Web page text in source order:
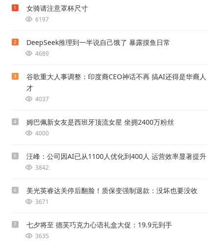
1 女骑请注意罩杯尺寸
6197
2 DeepSeek推理到一半说自己饿了 暴露摸鱼日常
4689
3
谷歌重大人事调整：印度裔CEO神话不再 搞AI还得是华裔人
才
4037
4 姆巴佩新女友是西班牙顶流女星 坐拥2400万粉丝
4000
5 汪峰：公司因AI已从1100人优化到400人 运营效率显著提升
3842
6 美光英睿达关停后翻脸！质保变强制退款：没坏也要没收
3671
7 七夕将至 德芙巧克力心语礼盒大促：19.9元到手
3635